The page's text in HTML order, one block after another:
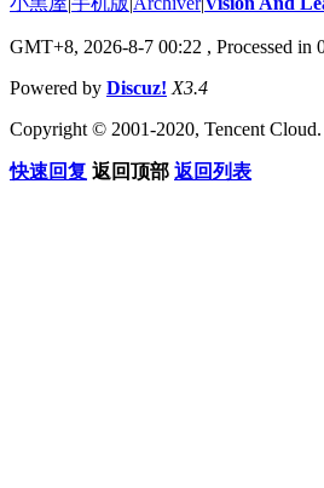
GMT+8, 2026-8-7 00:22 , Processed in
Powered by Discuz! X3.4
Copyright © 2001-2020, Tencent Cloud.
快速回复 返回顶部 返回列表